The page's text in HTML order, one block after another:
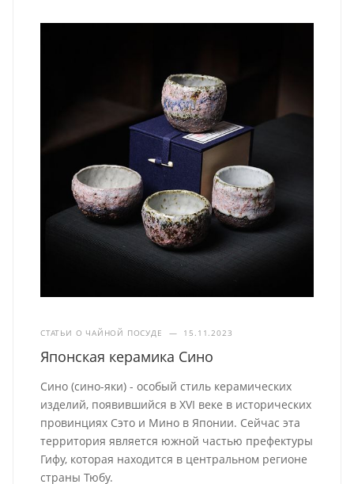
СТАТЬИ О ЧАЙНОЙ ПОСУДЕ — 15.11.2023
Японская керамика Сино
Сино (сино-яки) - особый стиль керамических
изделий, появившийся в XVI веке в исторических
провинциях Сэто и Мино в Японии. Сейчас эта
территория является южной частью префектуры
Гифу, которая находится в центральном регионе
страны Тюбу.